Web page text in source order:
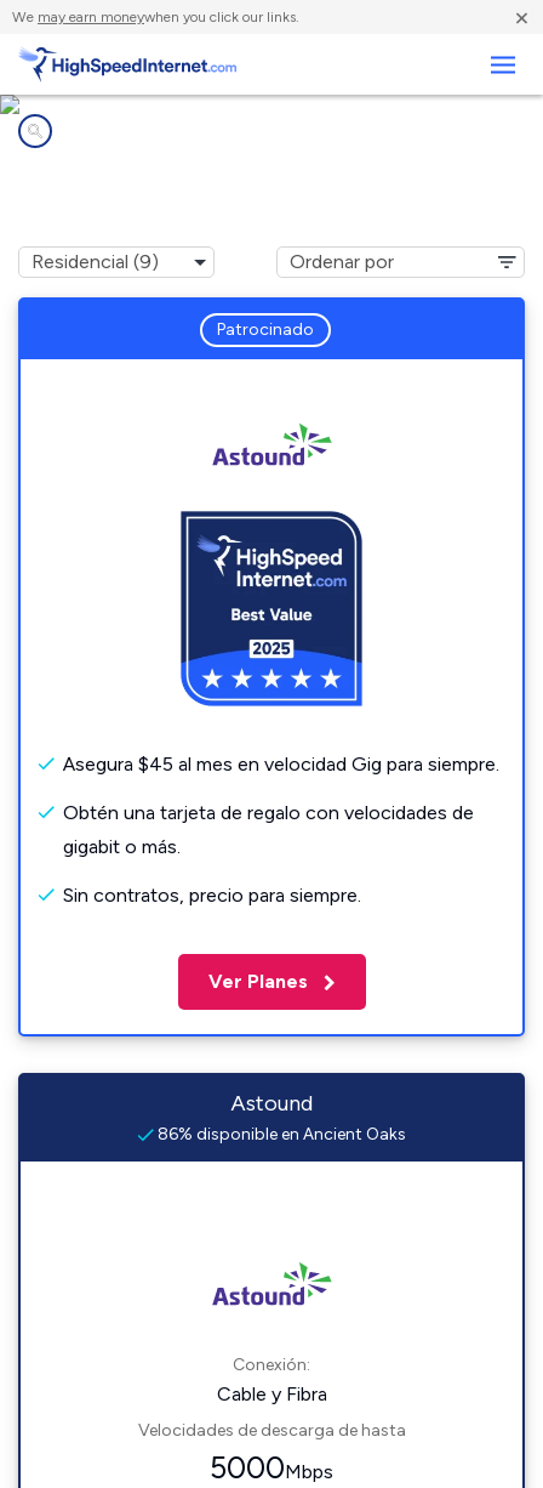
We may earn moneywhen you click our links. ×
Patrocinado
Asegura $45 al mes en velocidad Gig para siempre.
Obtén una tarjeta de regalo con velocidades de
gigabit o más.
Sin contratos, precio para siempre.
Ver Planes
Astound
86% disponible en Ancient Oaks
Conexión:
Cable y Fibra
Velocidades de descarga de hasta
5000Mbps